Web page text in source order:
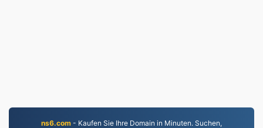
ns6.com - Kaufen Sie Ihre Domain in Minuten. Suchen,